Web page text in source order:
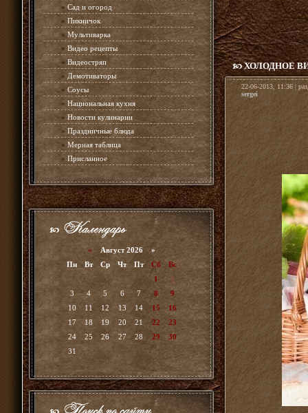
» Сад и огород
» Пикничок
» Мультиварка
» Видео рецепты
» Видеостряп
» Демотиваторы
» Соусы
» Национальная кухня
» Новости кулинарии
» Праздничные блюда
» Мерная таблица
» Присланное
« Август 2026 »
Пн
Вт Ср Чт Пт Сб
Вс
1
2
3
4 5 6 7 8
9
10
11 12 13 14 15
16
17
18 19 20 21 22
23
24
25 26 27 28 29
30
31
ХОЛОДНОЕ
22-06-2013, 11:36 |
sergei